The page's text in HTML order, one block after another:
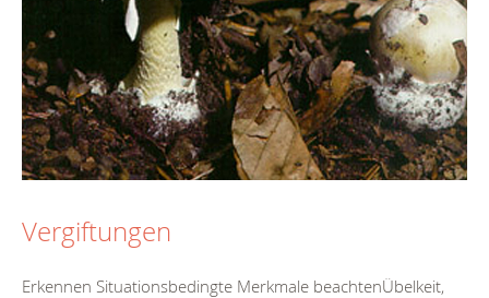
Vergiftungen
Erkennen Situationsbedingte Merkmale beachtenÜbelkeit,